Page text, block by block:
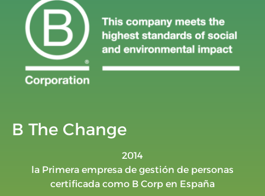
B The Change
2014
la Primera empresa de gestión de personas
certificada como B Corp en España